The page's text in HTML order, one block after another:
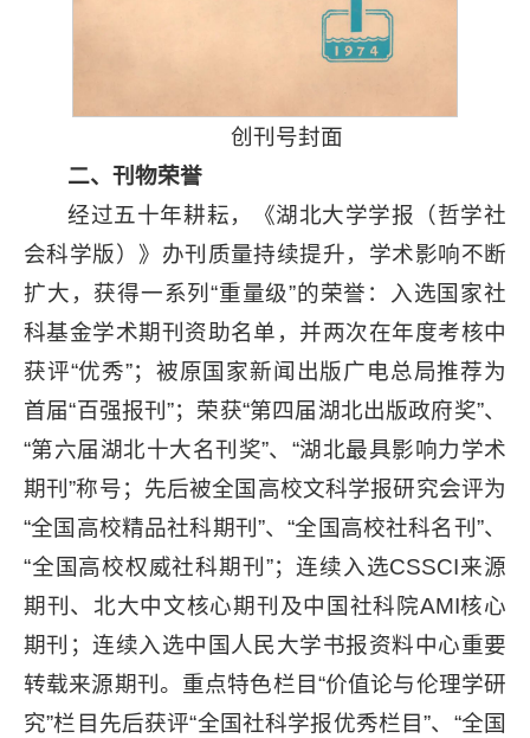
创刊号封面
二、刊物荣誉
经过五十年耕耘，《湖北大学学报（哲学社
会科学版）》办刊质量持续提升，学术影响不断
扩大，获得一系列“重量级”的荣誉：入选国家社
科基金学术期刊资助名单，并两次在年度考核中
获评“优秀”；被原国家新闻出版广电总局推荐为
首届“百强报刊”；荣获“第四届湖北出版政府奖”、
“第六届湖北十大名刊奖”、“湖北最具影响力学术
期刊”称号；先后被全国高校文科学报研究会评为
“全国高校精品社科期刊”、“全国高校社科名刊”、
“全国高校权威社科期刊”；连续入选CSSCI来源
期刊、北大中文核心期刊及中国社科院AMI核心
期刊；连续入选中国人民大学书报资料中心重要
转载来源期刊。重点特色栏目“价值论与伦理学研
究”栏目先后获评“全国社科学报优秀栏目”、“全国